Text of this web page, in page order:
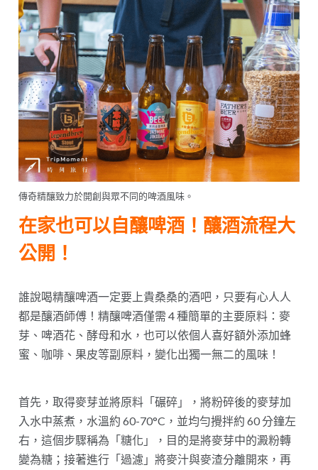
傳奇精釀致力於開創與眾不同的啤酒風味。
在家也可以自釀啤酒！釀酒流程大
公開！
誰說喝精釀啤酒一定要上貴桑桑的酒吧，只要有心人人
都是釀酒師傅！精釀啤酒僅需 4 種簡單的主要原料：麥
芽、啤酒花、酵母和水，也可以依個人喜好額外添加蜂
蜜、咖啡、果皮等副原料，變化出獨一無二的風味！
首先，取得麥芽並將原料「碾碎」，將粉碎後的麥芽加
入水中蒸煮，水溫約 60-70°C，並均勻攪拌約 60 分鐘左
右，這個步驟稱為「糖化」，目的是將麥芽中的澱粉轉
變為糖；接著進行「過濾」將麥汁與麥渣分離開來，再